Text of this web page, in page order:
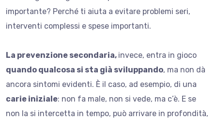
importante? Perché ti aiuta a evitare problemi seri,
interventi complessi e spese importanti.
La prevenzione secondaria, invece, entra in gioco
quando qualcosa si sta già sviluppando, ma non dà
ancora sintomi evidenti. È il caso, ad esempio, di una
carie iniziale: non fa male, non si vede, ma c’è. E se
non la si intercetta in tempo, può arrivare in profondità,